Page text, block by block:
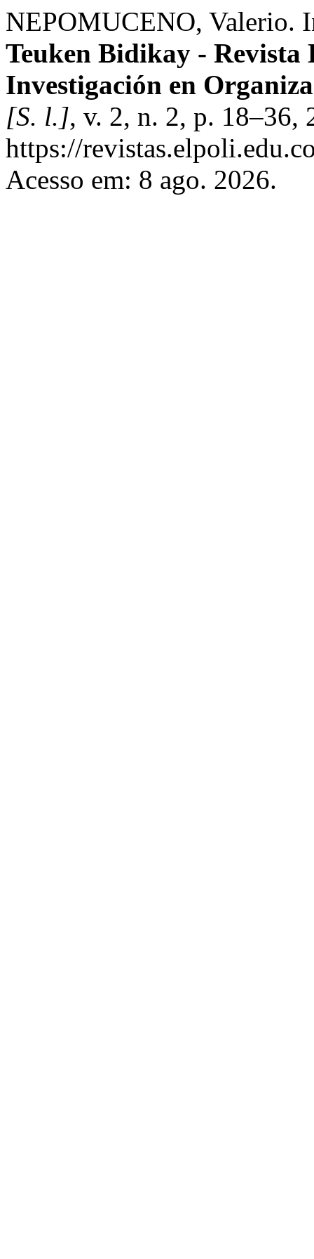
NEPOMUCENO, Valerio.
Teuken Bidikay - Revista
Investigación en
[S. l.], v. 2, n. 2, p. 18–36,
https://
Acesso em: 8 ago. 2026.